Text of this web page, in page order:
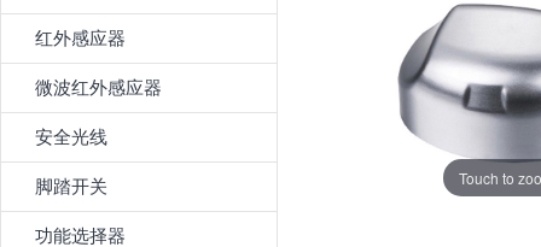
红外感应器
微波红外感应器
安全光线
脚踏开关
功能选择器
Touch to